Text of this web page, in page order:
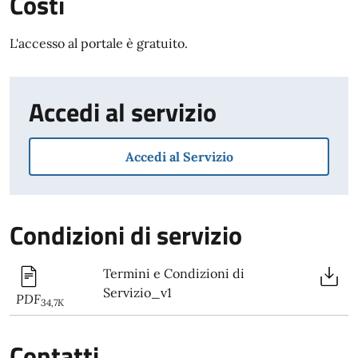
L'accesso al portale è gratuito.
Accedi al servizio
Accedi al Servizio
Condizioni di servizio
PDF34,7K
Termini e Condizioni di
Servizio_v1